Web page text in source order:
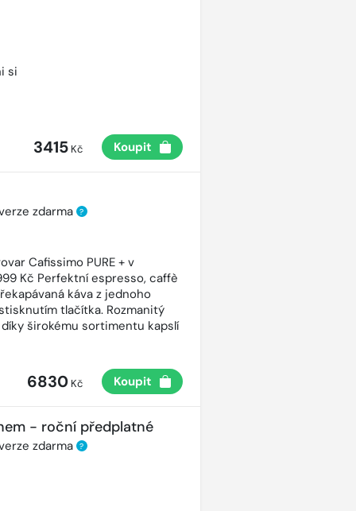
si
3415Kč Koupit
zdarma ?
Cafissimo PURE + v
Kč Perfektní espresso, caffè
káva z jednoho
tlačítka. Rozmanitý
širokému sortimentu kapslí
6830Kč Koupit
- roční předplatné
zdarma ?